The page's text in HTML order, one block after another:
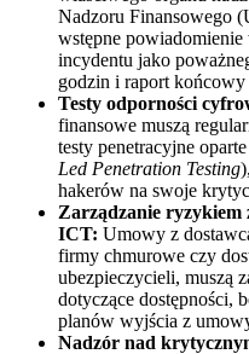
Nadzoru Finansowego
wstępne
incydentu jako
godzin i raport końcowy
Testy odporności
finansowe muszą
testy penetracyjne
Led Penetration Testing
hakerów na swoje
Zarządzanie ryzykiem
ICT: Umowy z
firmy chmurowe czy
ubezpieczycieli, muszą
dotyczące dostępności,
planów wyjścia z
Nadzór nad